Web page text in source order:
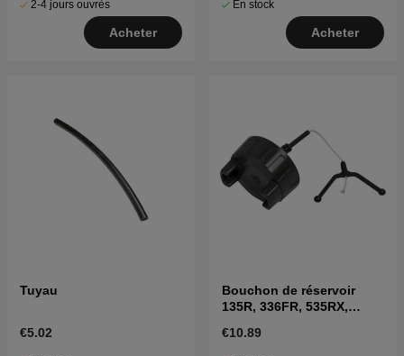
2-4 jours ouvrés
Acheter
En stock
Acheter
Tuyau
€5.02
Bouchon de réservoir
135R, 336FR, 535RX,
€10.89